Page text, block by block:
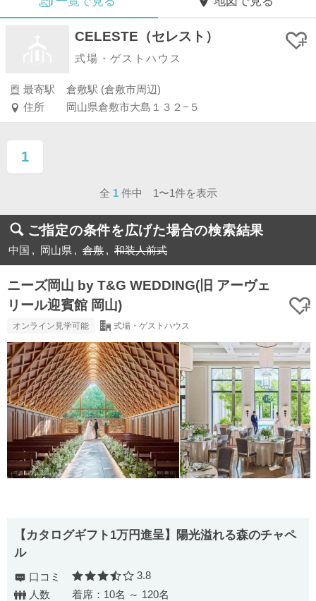
CELESTE（セレスト）
式場・ゲストハウス
最寄駅
倉敷駅 (倉敷市周辺)
住所
岡山県倉敷市大島１３２−５
1
ページ目
全 1 件中 1〜1件を表示
ご指定の条件を広げた場合の検索結果
中国 岡山県 倉敷 和装人前式
ニーズ岡山 by T&G WEDDING(旧 アーヴェ
リール迎賓館 岡山)
オンライン見学可能 式場・ゲストハウス
【カタログギフト1万円進呈】陽光溢れる森のチャペ
ル
口コミ 口コミ評価
3.8
人数
着席：10名 ～ 120名